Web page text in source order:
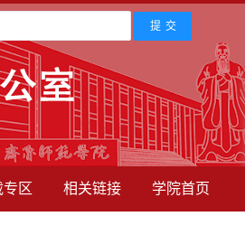
专区 相关链接 学院首页